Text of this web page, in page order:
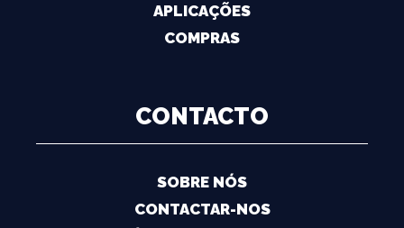
APLICAÇÕES
COMPRAS
CONTACTO
SOBRE NÓS
CONTACTAR-NOS